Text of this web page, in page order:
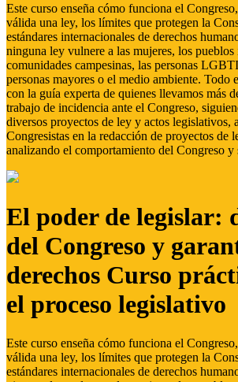
Este curso enseña cómo funciona el
válida una ley, los límites que protegen la
estándares internacionales de derechos
ninguna ley vulnere a las mujeres, los pueblos
comunidades campesinas, las personas
personas mayores o el medio ambiente. Todo
con la guía experta de quienes llevamos más
trabajo de incidencia ante el Congreso,
diversos proyectos de ley y actos legislativos,
Congresistas en la redacción de proyectos de
analizando el comportamiento del Congreso y
El poder de legislar:
del Congreso y
derechos Curso
el proceso legislativo
Este curso enseña cómo funciona el
válida una ley, los límites que protegen la
estándares internacionales de derechos